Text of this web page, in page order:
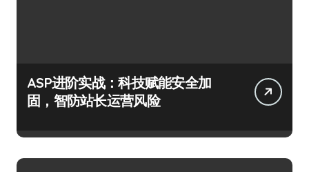
ASP进阶实战：科技赋能安全加
固，智防站长运营风险